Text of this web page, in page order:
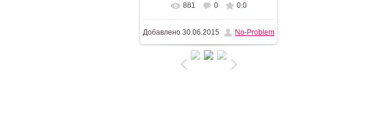
В реальном размере 1196x768
210.9Kb
881 0 0.0
Добавлено 30.06.2015 No-Problem